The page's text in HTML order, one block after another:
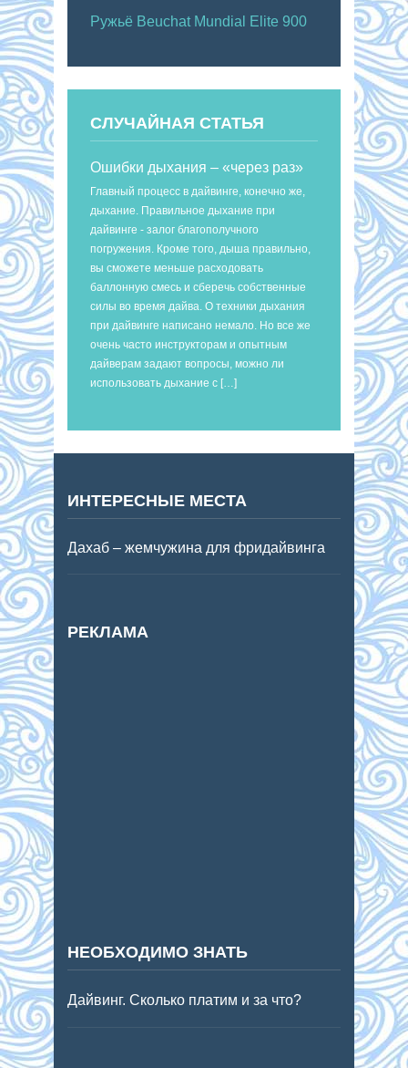
Ружьё Beuchat Mundial Elite 900
СЛУЧАЙНАЯ СТАТЬЯ
Ошибки дыхания – «через раз»
Главный процесс в дайвинге, конечно же,
дыхание. Правильное дыхание при
дайвинге - залог благополучного
погружения. Кроме того, дыша правильно,
вы сможете меньше расходовать
баллонную смесь и сберечь собственные
силы во время дайва. О техники дыхания
при дайвинге написано немало. Но все же
очень часто инструкторам и опытным
дайверам задают вопросы, можно ли
использовать дыхание с […]
ИНТЕРЕСНЫЕ МЕСТА
Дахаб – жемчужина для фридайвинга
РЕКЛАМА
НЕОБХОДИМО ЗНАТЬ
Дайвинг. Сколько платим и за что?